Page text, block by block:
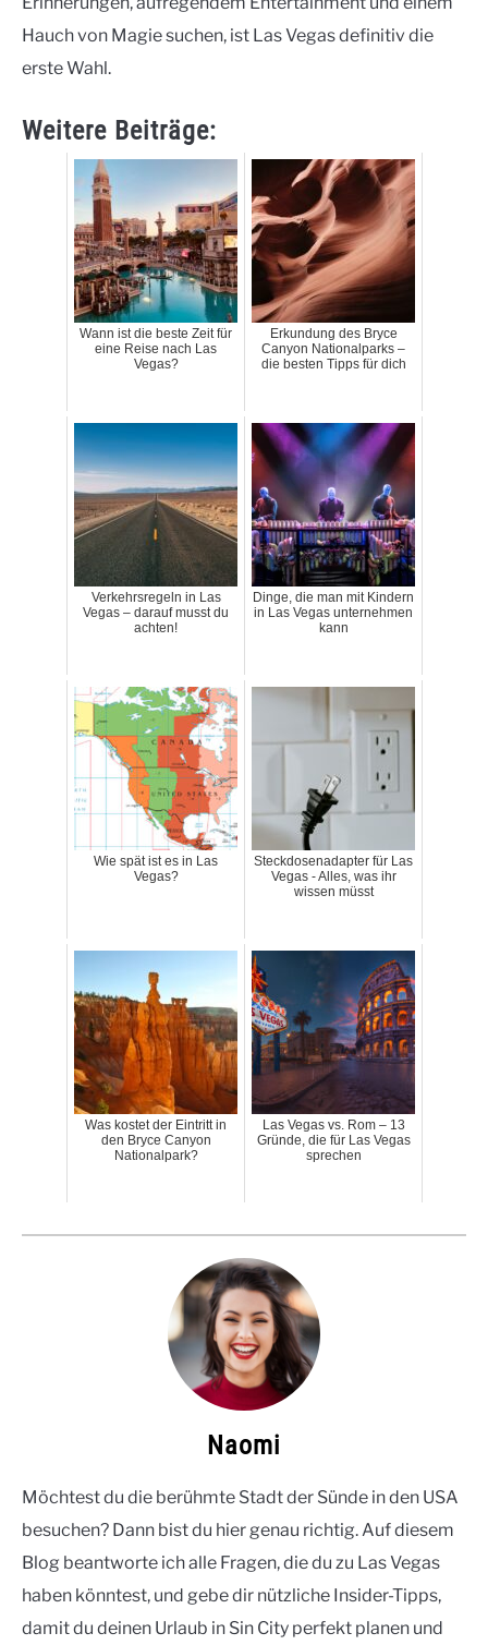
Hauch von Magie suchen, ist Las Vegas definitiv die
erste Wahl.
Weitere Beiträge:
Wann ist die beste Zeit für
eine Reise nach Las
Vegas?
Erkundung des Bryce
Canyon Nationalparks –
die besten Tipps für dich
Verkehrsregeln in Las
Vegas – darauf musst du
achten!
Dinge, die man mit Kindern
in Las Vegas unternehmen
kann
Wie spät ist es in Las
Vegas?
Steckdosenadapter für Las
Vegas - Alles, was ihr
wissen müsst
Was kostet der Eintritt in
den Bryce Canyon
Nationalpark?
Las Vegas vs. Rom – 13
Gründe, die für Las Vegas
sprechen
Naomi
Möchtest du die berühmte Stadt der Sünde in den USA
besuchen? Dann bist du hier genau richtig. Auf diesem
Blog beantworte ich alle Fragen, die du zu Las Vegas
haben könntest, und gebe dir nützliche Insider-Tipps,
damit du deinen Urlaub in Sin City perfekt planen und